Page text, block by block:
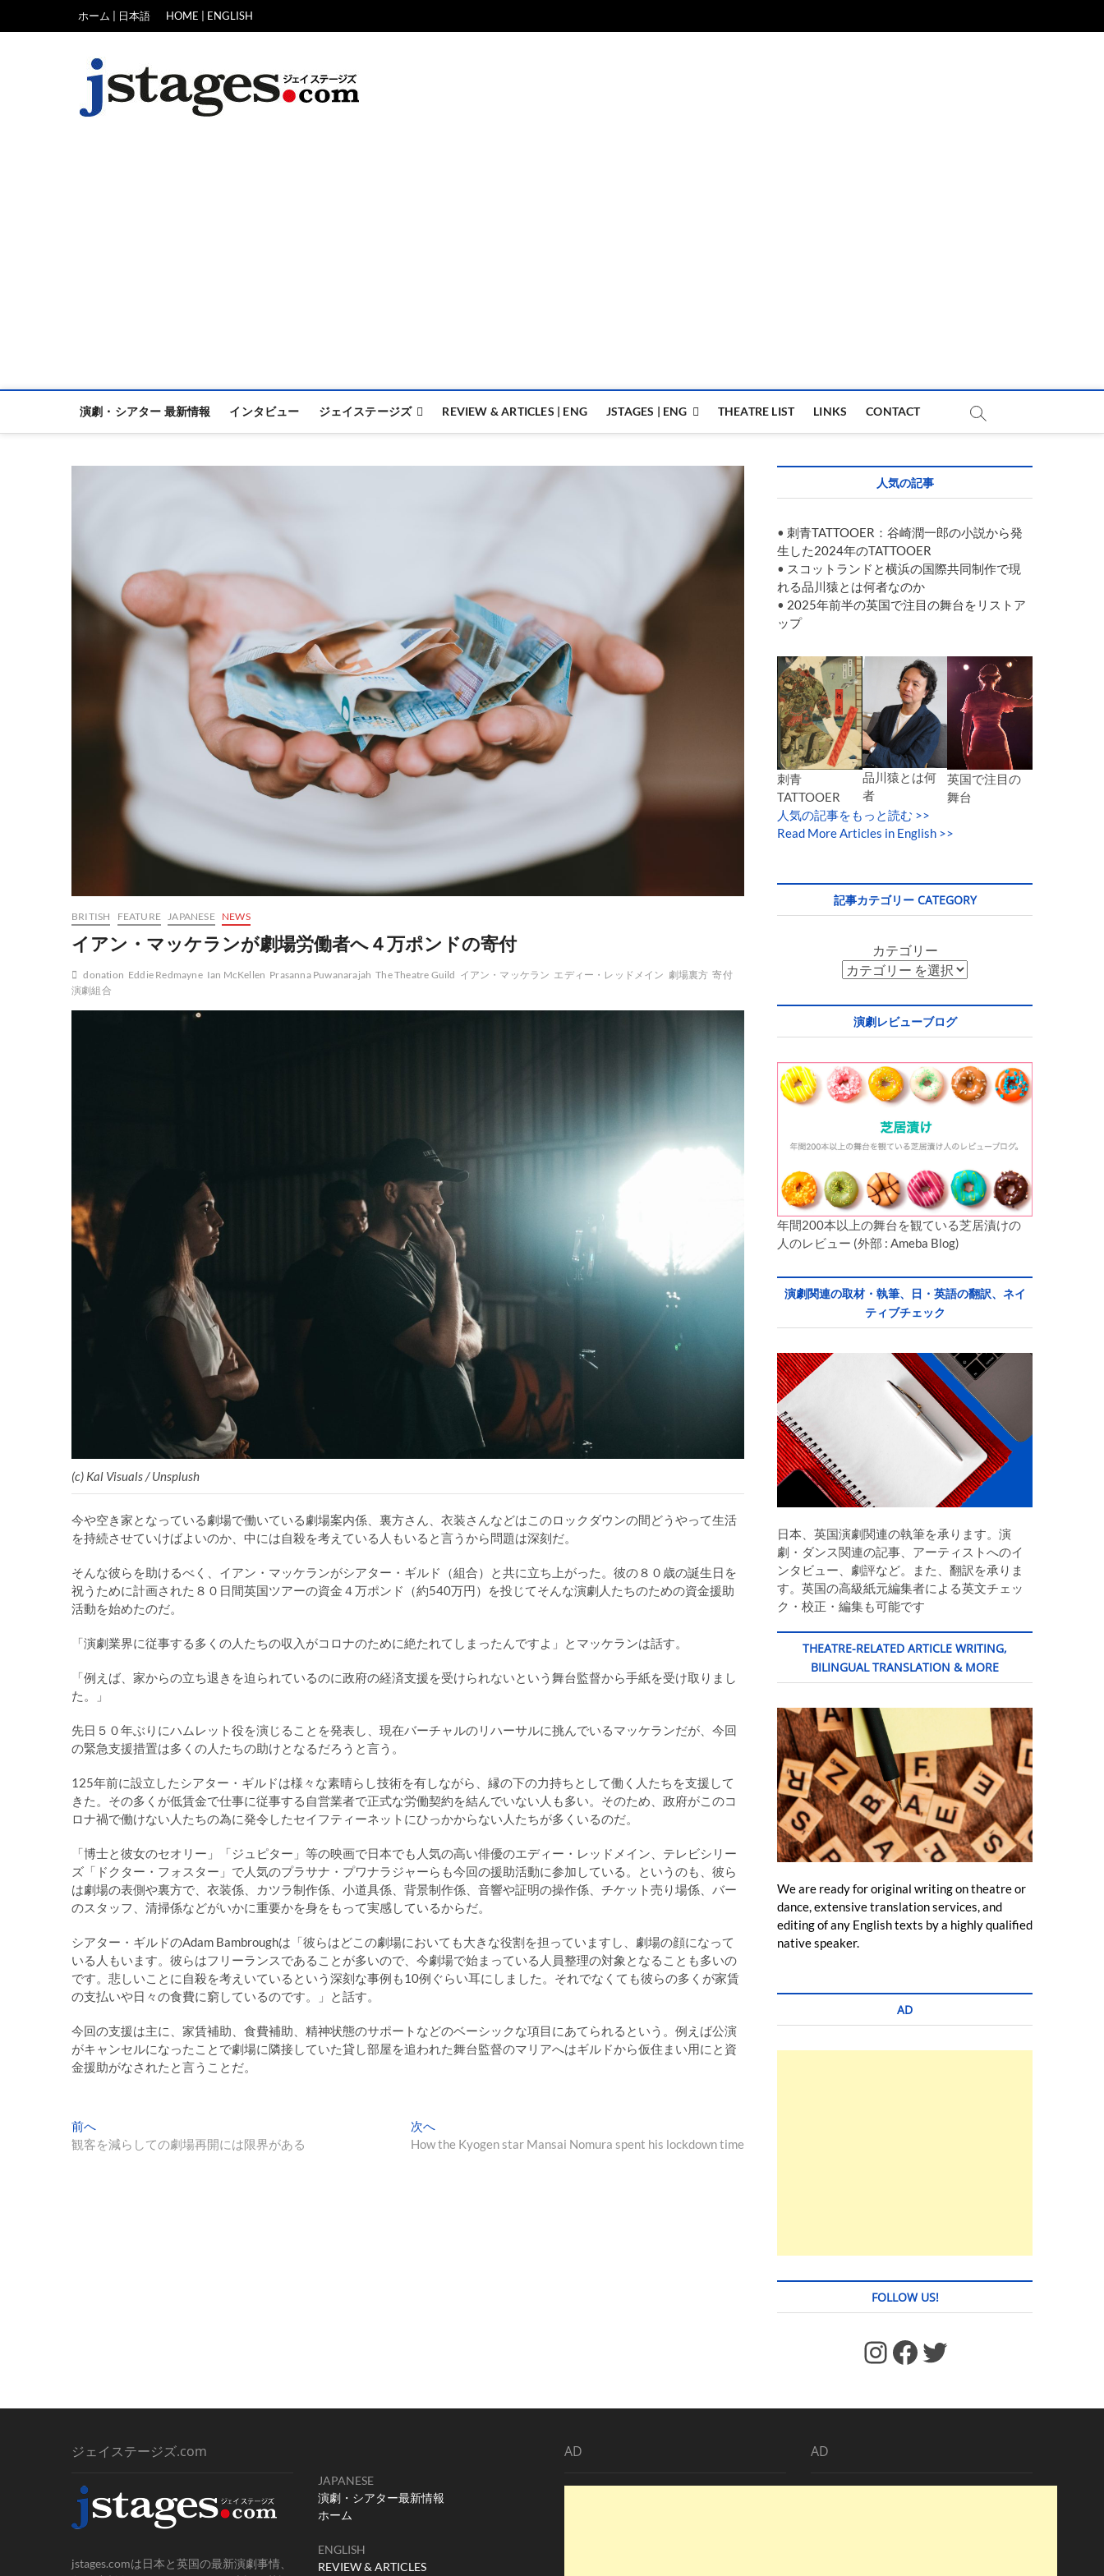
ホーム | 日本語 HOME | ENGLISH
演劇・シアター 最新情報 インタビュー ジェイステージズ REVIEW & ARTICLES | ENG JSTAGES | ENG THEATRE LIST LINKS CONTACT
BRITISH FEATURE JAPANESE NEWS
イアン・マッケランが劇場労働者へ４万ポンドの寄付
donation Eddie Redmayne Ian McKellen Prasanna Puwanarajah The Theatre Guild イアン・マッケラン エディー・レッドメイン 劇場裏方 寄付
演劇組合
(c) Kal Visuals / Unsplush
今や空き家となっている劇場で働いている劇場案内係、裏方さん、衣装さんなどはこのロックダウンの間どうやって生活
を持続させていけばよいのか、中には自殺を考えている人もいると言うから問題は深刻だ。
そんな彼らを助けるべく、イアン・マッケランがシアター・ギルド（組合）と共に立ち上がった。彼の８０歳の誕生日を
祝うために計画された８０日間英国ツアーの資金４万ポンド（約540万円）を投じてそんな演劇人たちのための資金援助
活動を始めたのだ。
「演劇業界に従事する多くの人たちの収入がコロナのために絶たれてしまったんですよ」とマッケランは話す。
「例えば、家からの立ち退きを迫られているのに政府の経済支援を受けられないという舞台監督から手紙を受け取りまし
た。」
先日５０年ぶりにハムレット役を演じることを発表し、現在バーチャルのリハーサルに挑んでいるマッケランだが、今回
の緊急支援措置は多くの人たちの助けとなるだろうと言う。
125年前に設立したシアター・ギルドは様々な素晴らし技術を有しながら、縁の下の力持ちとして働く人たちを支援して
きた。その多くが低賃金で仕事に従事する自営業者で正式な労働契約を結んでいない人も多い。そのため、政府がこのコ
ロナ禍で働けない人たちの為に発令したセイフティーネットにひっかからない人たちが多くいるのだ。
「博士と彼女のセオリー」「ジュピター」等の映画で日本でも人気の高い俳優のエディー・レッドメイン、テレビシリー
ズ「ドクター・フォスター」で人気のプラサナ・プワナラジャーらも今回の援助活動に参加している。というのも、彼ら
は劇場の表側や裏方で、衣装係、カツラ制作係、小道具係、背景制作係、音響や証明の操作係、チケット売り場係、バー
のスタッフ、清掃係などがいかに重要かを身をもって実感しているからだ。
シアター・ギルドのAdam Bambroughは「彼らはどこの劇場においても大きな役割を担っていますし、劇場の顔になって
いる人もいます。彼らはフリーランスであることが多いので、今劇場で始まっている人員整理の対象となることも多いの
です。悲しいことに自殺を考えいているという深刻な事例も10例ぐらい耳にしました。それでなくても彼らの多くが家賃
の支払いや日々の食費に窮しているのです。」と話す。
今回の支援は主に、家賃補助、食費補助、精神状態のサポートなどのベーシックな項目にあてられるという。例えば公演
がキャンセルになったことで劇場に隣接していた貸し部屋を追われた舞台監督のマリアへはギルドから仮住まい用にと資
金援助がなされたと言うことだ。
投
稿
前へ
去
観客を減らしての劇場再開には限界がある
次へ
の
How the Kyogen star Mansai Nomura spent his lockdown time
人気の記事
• 刺青TATTOOER：谷崎潤一郎の小説から発
生した2024年のTATTOOER
• スコットランドと横浜の国際共同制作で現
れる品川猿とは何者なのか
• 2025年前半の英国で注目の舞台をリストア
ップ
刺青
TATTOOER
品川猿とは何
者
英国で注目の
舞台
人気の記事をもっと読む >>
Read More Articles in English >>
記事カテゴリー CATEGORY
カテゴリー
演劇レビューブログ
年間200本以上の舞台を観ている芝居漬けの
人のレビュー (外部 : Ameba Blog)
演劇関連の取材・執筆、日・英語の翻訳、ネイ
ティブチェック
日本、英国演劇関連の執筆を承ります。演
劇・ダンス関連の記事、アーティストへのイ
ンタビュー、劇評など。また、翻訳を承りま
す。英国の高級紙元編集者による英文チェッ
ク・校正・編集も可能です
THEATRE-RELATED ARTICLE WRITING,
BILINGUAL TRANSLATION & MORE
We are ready for original writing on theatre or
dance, extensive translation services, and
editing of any English texts by a highly qualified
native speaker.
AD
FOLLOW US!
https://www.facebook.com/jstages/ Facebook Twitter
ジェイステージズ.com
jstages.comは日本と英国の最新演劇事情、
JAPANESE
演劇・シアター最新情報
ホーム
ENGLISH
REVIEW & ARTICLES
AD AD